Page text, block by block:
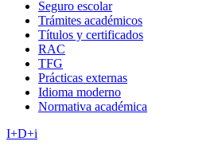
Seguro escolar
Trámites académicos
Títulos y certificados
RAC
TFG
Prácticas externas
Idioma moderno
Normativa académica
I+D+i